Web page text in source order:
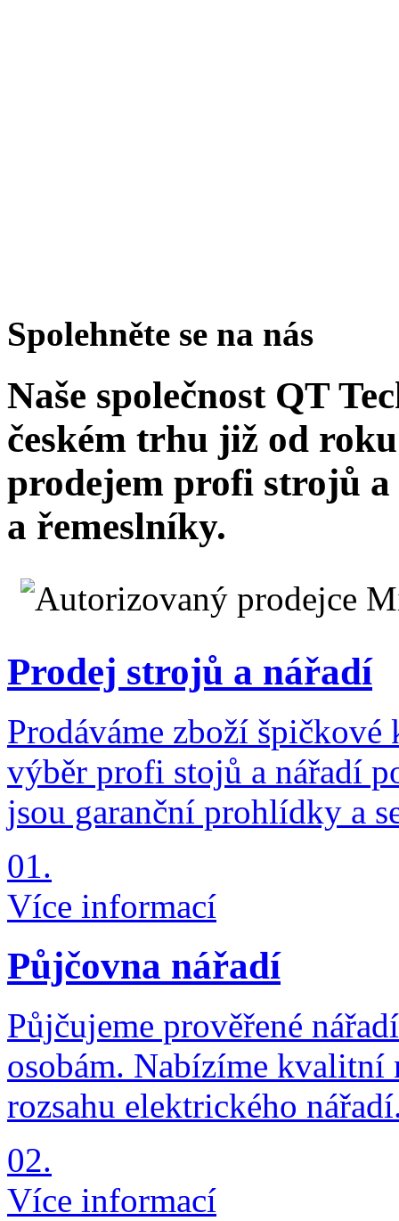
Spolehněte se na nás
Naše společnost QT
českém trhu již od
prodejem profi strojů
a řemeslníky.
Prodej strojů a nářadí
Prodáváme zboží
výběr profi stojů a nářadí
jsou garanční prohlídky a
01.
Více informací
Půjčovna nářadí
Půjčujeme prověřené
osobám. Nabízíme kvalitní
rozsahu elektrického
02.
Více informací